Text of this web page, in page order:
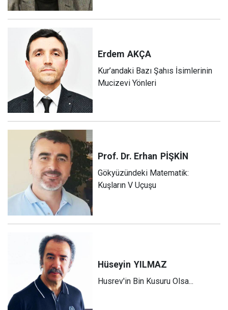
Erdem AKÇA
Kur’andaki Bazı Şahıs İsimlerinin
Mucizevi Yönleri
Prof. Dr. Erhan PİŞKİN
Gökyüzündeki Matematik:
Kuşların V Uçuşu
Hüseyin YILMAZ
Husrev'in Bin Kusuru Olsa...